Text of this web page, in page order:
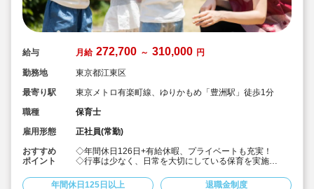
給与 月給 272,700 ～ 310,000 円
勤務地
東京都江東区
最寄り駅
東京メトロ有楽町線、ゆりかもめ「豊洲駅」徒歩1分
職種
保育士
雇用形態
正社員(常勤)
おすすめ
ポイント
◇年間休日126日+有給休暇、プライベートも充実！
◇行事は少なく、日常を大切にしている保育を実施
にしています。
年間休日125日以上 退職金制度